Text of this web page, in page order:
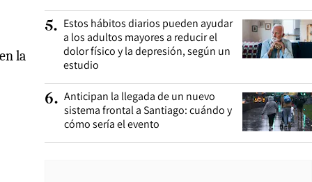
la
5. Estos hábitos diarios pueden ayudar
a los adultos mayores a reducir el
dolor físico y la depresión, según un
estudio
6. Anticipan la llegada de un nuevo
sistema frontal a Santiago: cuándo y
cómo sería el evento